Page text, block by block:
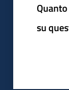
su